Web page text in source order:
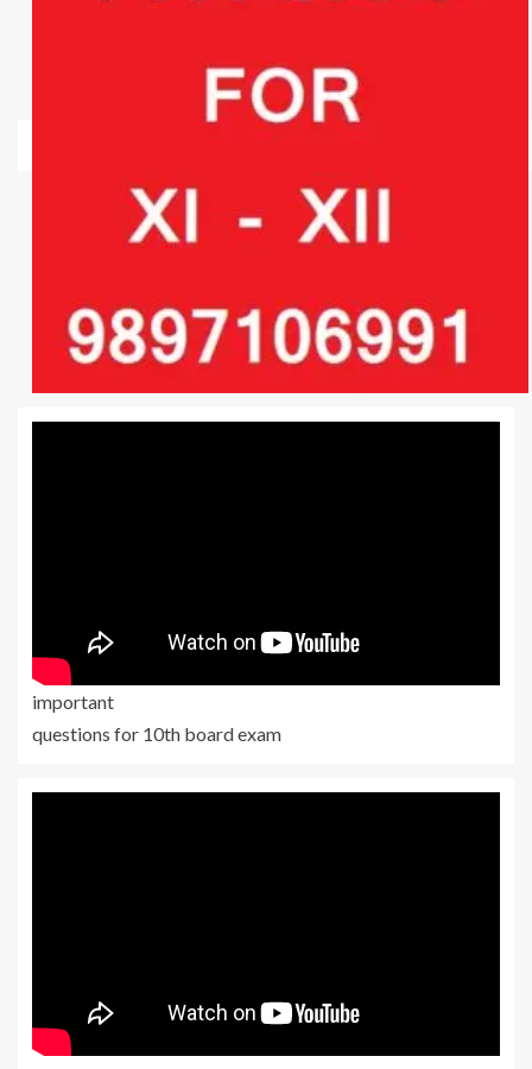
important
questions for 10th board exam